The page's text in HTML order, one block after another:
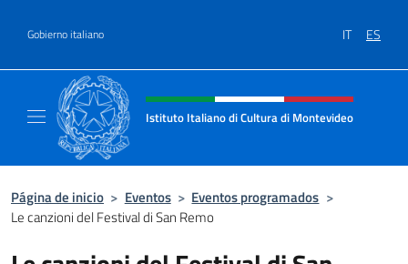
Gobierno italiano IT ES
Encabezado del sitio web,
Istituto Italiano di Cultura di Montevideo
Página de inicio > Eventos > Eventos programados >
Le canzioni del Festival di San Remo